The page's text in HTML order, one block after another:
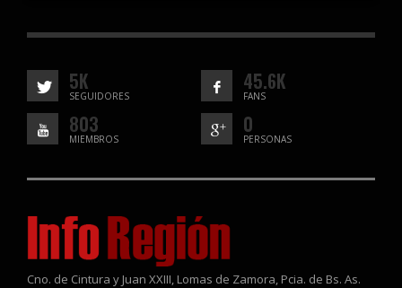
5K
SEGUIDORES
45.6K
FANS
803
MIEMBROS
0
PERSONAS
Cno. de Cintura y Juan XXIII, Lomas de Zamora, Pcia. de Bs. As.